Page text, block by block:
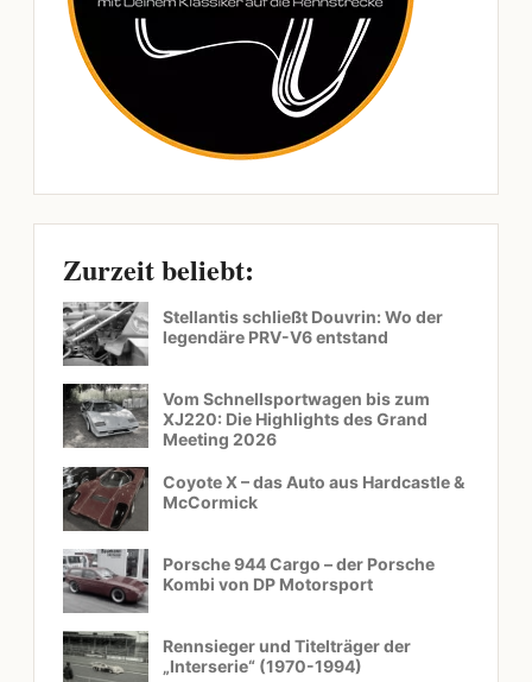
Zurzeit beliebt:
Stellantis schließt Douvrin: Wo der
legendäre PRV-V6 entstand
Vom Schnellsportwagen bis zum
XJ220: Die Highlights des Grand
Meeting 2026
Coyote X – das Auto aus Hardcastle &
McCormick
Porsche 944 Cargo – der Porsche
Kombi von DP Motorsport
Rennsieger und Titelträger der
„Interserie“ (1970-1994)